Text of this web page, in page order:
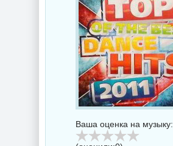
Ваша оценка на музыку: